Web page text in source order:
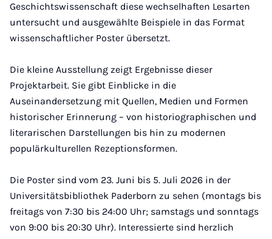
Geschichtswissenschaft diese wechselhaften Lesarten
untersucht und ausgewählte Beispiele in das Format
wissenschaftlicher Poster übersetzt.
Die kleine Ausstellung zeigt Ergebnisse dieser
Projektarbeit. Sie gibt Einblicke in die
Auseinandersetzung mit Quellen, Medien und Formen
historischer Erinnerung – von historiographischen und
literarischen Darstellungen bis hin zu modernen
populärkulturellen Rezeptionsformen.
Die Poster sind vom 23. Juni bis 5. Juli 2026 in der
Universitätsbibliothek Paderborn zu sehen (montags bis
freitags von 7:30 bis 24:00 Uhr; samstags und sonntags
von 9:00 bis 20:30 Uhr). Interessierte sind herzlich